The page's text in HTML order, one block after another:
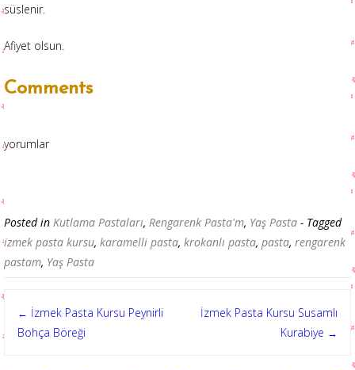
süslenir.
Afiyet olsun.
Comments
yorumlar
Posted in Kutlama Pastaları, Rengarenk Pasta'm, Yaş Pasta - Tagged
izmek pasta kursu, karamelli pasta, krokanlı pasta, pasta, rengarenk
pastam, Yaş Pasta
Post
← İzmek Pasta Kursu Peynirli
Bohça Böreği
İzmek Pasta Kursu Susamlı
Kurabiye →